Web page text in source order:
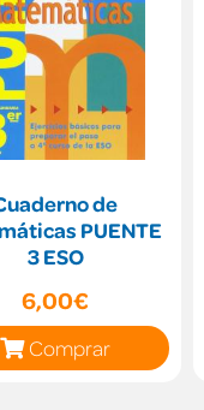
de
PUENTE
3 ESO
6,00€
Comprar